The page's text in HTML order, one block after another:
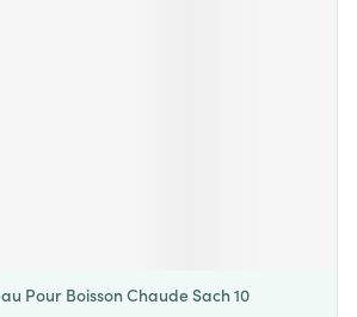
Pour Boisson Chaude Sach 10